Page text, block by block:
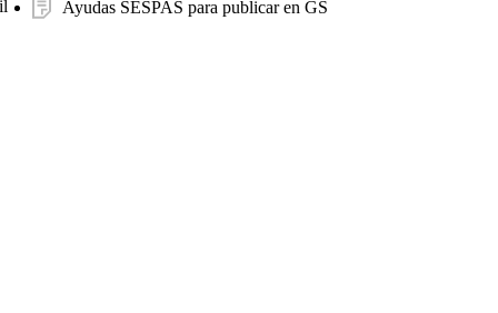
Ayudas SESPAS para publicar en GS